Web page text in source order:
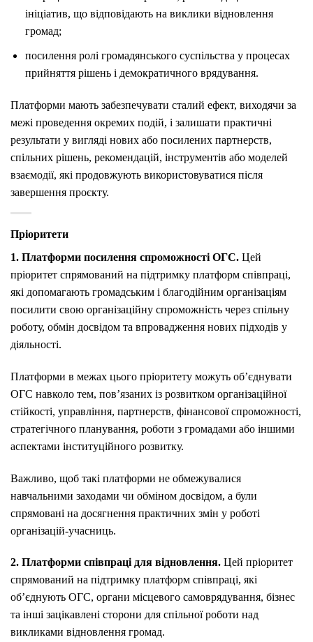
ініціатив, що відповідають на виклики відновлення
громад;
посилення ролі громадянського суспільства у процесах
прийняття рішень і демократичного врядування.
Платформи мають забезпечувати сталий ефект, виходячи за
межі проведення окремих подій, і залишати практичні
результати у вигляді нових або посилених партнерств,
спільних рішень, рекомендацій, інструментів або моделей
взаємодії, які продовжують використовуватися після
завершення проєкту.
Пріоритети
1. Платформи посилення спроможності ОГС. Цей
пріоритет спрямований на підтримку платформ співпраці,
які допомагають громадським і благодійним організаціям
посилити свою організаційну спроможність через спільну
роботу, обмін досвідом та впровадження нових підходів у
діяльності.
Платформи в межах цього пріоритету можуть об’єднувати
ОГС навколо тем, пов’язаних із розвитком організаційної
стійкості, управління, партнерств, фінансової спроможності,
стратегічного планування, роботи з громадами або іншими
аспектами інституційного розвитку.
Важливо, щоб такі платформи не обмежувалися
навчальними заходами чи обміном досвідом, а були
спрямовані на досягнення практичних змін у роботі
організацій-учасниць.
2. Платформи співпраці для відновлення. Цей пріоритет
спрямований на підтримку платформ співпраці, які
об’єднують ОГС, органи місцевого самоврядування, бізнес
та інші зацікавлені сторони для спільної роботи над
викликами відновлення громад.